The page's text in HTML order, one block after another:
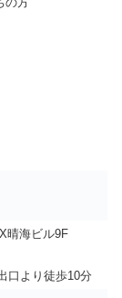
晴海ビル9F
口より徒歩10分